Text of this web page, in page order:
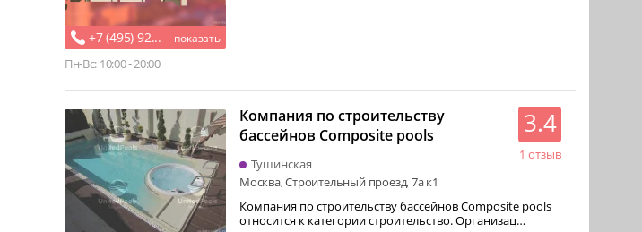
+7 (495) 92...— показать
Пн-Вс: 10:00 - 20:00
Компания по строительству
бассейнов Composite pools
3.4
1 отзыв
Тушинская
Москва, Строительный проезд, 7а к1
Компания по строительству бассейнов Composite pools
относится к категории строительство. Организац…